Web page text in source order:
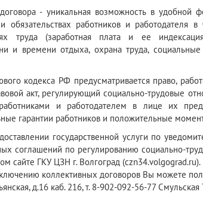
- уникальная возможность в удобной
работников и работодателя
труда (заработная плата и ее
и времени отдыха, охрана труда,
РФ предусматривается право,
акт, регулирующий социально-трудовые
и работодателем в лице их
гарантии работников и положительные
государственной услуги по
соглашений по регулированию социально-
сайте ГКУ ЦЗН г. Волгоград (czn34.volgograd.ru).
коллективных договоров Вы можете
д.16 каб. 216, т. 8-902-092-56-77 Смульская